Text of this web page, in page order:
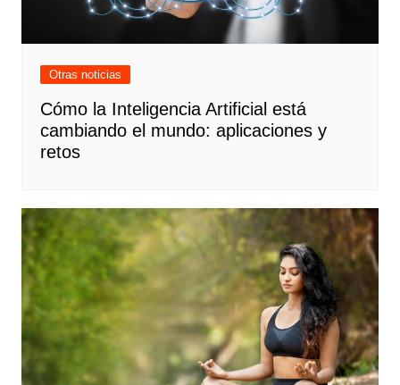
Otras noticias
Cómo la Inteligencia Artificial está
cambiando el mundo: aplicaciones y
retos